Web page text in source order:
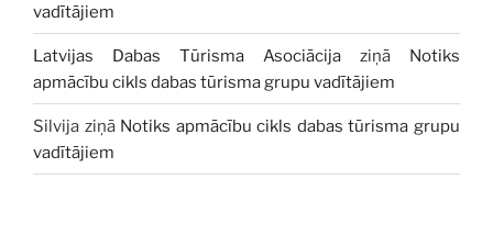
vadītājiem
Latvijas Dabas Tūrisma Asociācija ziņā Notiks
apmācību cikls dabas tūrisma grupu vadītājiem
Silvija ziņā Notiks apmācību cikls dabas tūrisma grupu
vadītājiem